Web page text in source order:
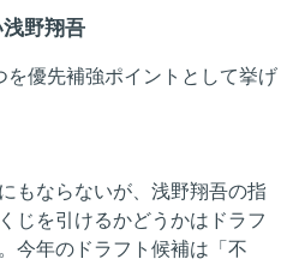
野翔吾
を優先補強ポイントとして挙げ
もならないが、浅野翔吾の指
じを引けるかどうかはドラフ
今年のドラフト候補は「不